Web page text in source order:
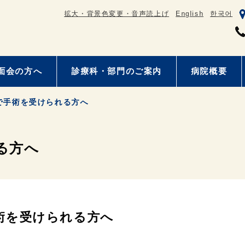
拡大・背景色変更・音声読上げ English 한국어
会の方へ 診療科・部門のご案内 病院概要
手術を受けられる方へ
方へ
を受けられる方へ